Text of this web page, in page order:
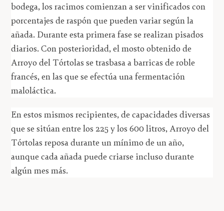
bodega, los racimos comienzan a ser vinificados con
porcentajes de raspón que pueden variar según la
añada. Durante esta primera fase se realizan pisados
diarios. Con posterioridad, el mosto obtenido de
Arroyo del Tórtolas se trasbasa a barricas de roble
francés, en las que se efectúa una fermentación
maloláctica.
En estos mismos recipientes, de capacidades diversas
que se sitúan entre los 225 y los 600 litros, Arroyo del
Tórtolas reposa durante un mínimo de un año,
aunque cada añada puede criarse incluso durante
algún mes más.